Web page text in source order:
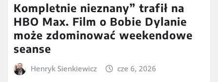
Kompletnie nieznany” trafił na
HBO Max. Film o Bobie Dylanie
może zdominować weekendowe
seanse
Henryk Sienkiewicz cze 6, 2026